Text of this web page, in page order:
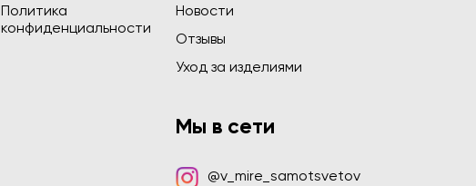
Политика
конфиденциальности
Новости
Отзывы
Уход за изделиями
Мы в сети
@v_mire_samotsvetov